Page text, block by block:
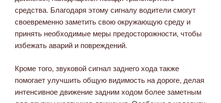
средства. Благодаря этому сигналу водители смогут
своевременно заметить свою окружающую среду и
принять необходимые меры предосторожности, чтобы
избежать аварий и повреждений.
Кроме того, звуковой сигнал заднего хода также
помогает улучшить общую видимость на дороге, делая
интенсивное движение задним ходом более заметным